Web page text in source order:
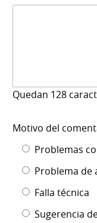
Quedan 128
Motivo del
Problemas
Problema de
Falla técnica
Sugerencia